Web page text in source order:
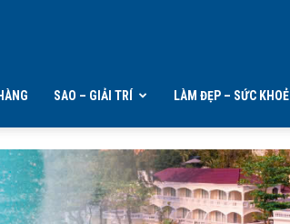
SAO – GIẢI TRÍ LÀM ĐẸP – SỨC KHOẺ